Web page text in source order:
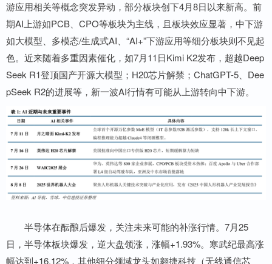
游应用相关等概念突发异动，部分板块创下4月8日以来新高。前
期AI上游如PCB、CPO等板块为主线，且板块效应显著，中下游
如大模型、多模态/生成式AI、“AI+”下游应用等细分板块则不见起
色。近来随着多重因素催化，如7月11日Kimi K2发布，超越Deep
Seek R1登顶国产开源大模型；H20芯片解禁；ChatGPT-5、Dee
pSeek R2的进展等，新一波AI行情有可能从上游转向中下游。
半导体在酝酿后爆发，关注未来可能的补涨行情。7月25
日，半导体板块爆发，逆大盘领涨，涨幅+1.93%。寒武纪最高涨
幅达到+16.12%，其他细分领域龙头如翱捷科技（无线通信芯